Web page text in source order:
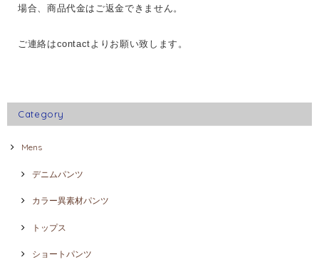
場合、商品代金はご返金できません。
ご連絡はcontactよりお願い致します。
Category
Mens
デニムパンツ
カラー異素材パンツ
トップス
ショートパンツ